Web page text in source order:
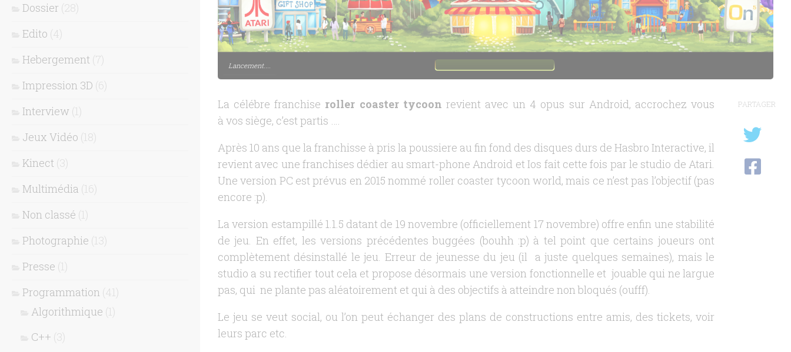
Lancement....
La célébre franchise roller coaster tycoon revient avec un 4 opus sur Android, accrochez vous
à vos siège, c’est partis ….
Après 10 ans que la franchisse à pris la poussiere au fin fond des disques durs de Hasbro Interactive, il
revient avec une franchises dédier au smart-phone Android et Ios fait cette fois par le studio de Atari.
Une version PC est prévus en 2015 nommé roller coaster tycoon world, mais ce n’est pas l’objectif (pas
encore :p).
La version estampillé 1.1.5 datant de 19 novembre (officiellement 17 novembre) offre enfin une stabilité
de jeu. En effet, les versions précédentes buggées (bouhh :p) à tel point que certains joueurs ont
complètement désinstallé le jeu. Erreur de jeunesse du jeu (il a juste quelques semaines), mais le
studio a su rectifier tout cela et propose désormais une version fonctionnelle et jouable qui ne largue
pas, qui ne plante pas aléatoirement et qui à des objectifs à atteindre non bloqués (oufff).
Le jeu se veut social, ou l’on peut échanger des plans de constructions entre amis, des tickets, voir
leurs parc etc.
PARTAGER
Dossier (28)
Edito (4)
Hebergement (7)
Impression 3D (6)
Interview (1)
Jeux Vidéo (18)
Kinect (3)
Multimédia (16)
Non classé (1)
Photographie (13)
Presse (1)
Programmation (41)
Algorithmique (1)
C++ (3)